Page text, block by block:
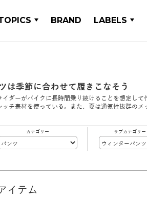
BRAND LABELS
は季節に合わせて履きこなそう
イダーがバイクに長時間乗り続けることを想定し
ッチ素材を使っている。また、夏は通気性抜群の
カテゴリー サブカテゴリー
イテム